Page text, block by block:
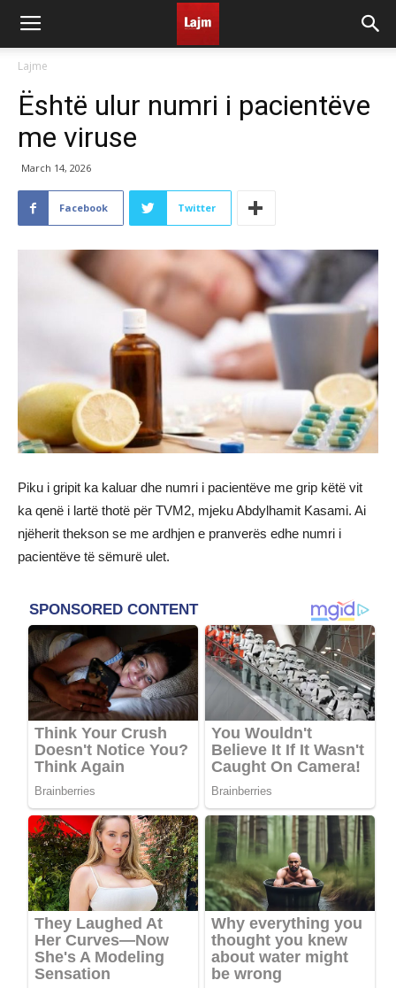
Lajme
Është ulur numri i pacientëve
me viruse
March 14, 2026
Facebook Twitter
Piku i gripit ka kaluar dhe numri i pacientëve me grip këtë vit
ka qenë i lartë thotë për TVM2, mjeku Abdylhamit Kasami. Ai
njëherit thekson se me ardhjen e pranverës edhe numri i
pacientëve të sëmurë ulet.